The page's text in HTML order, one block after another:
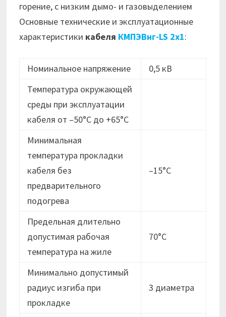
горение, с низким дымо- и газовыделением
Основные технические и эксплуатационные
характеристики кабеля КМПЭВнг-LS 2х1:
Номинальное напряжение
0,5 кВ
Температура окружающей
среды при эксплуатации
кабеля от –50°C до +65°C
Минимальная
температура прокладки
кабеля без
предварительного
подогрева
–15°C
Предельная длительно
допустимая рабочая
температура на жиле
70°C
Минимально допустимый
радиус изгиба при
прокладке
3 диаметра